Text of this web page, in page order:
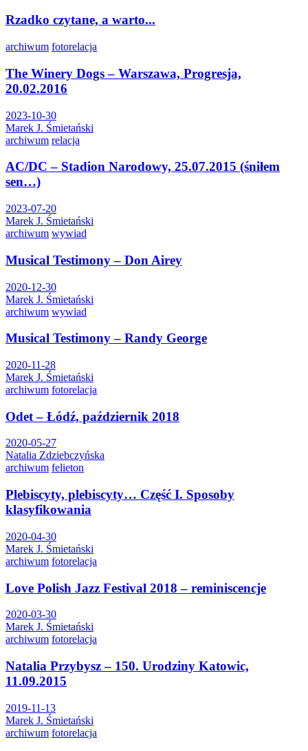
Rzadko czytane, a warto...
archiwum fotorelacja
The Winery Dogs – Warszawa, Progresja,
20.02.2016
2023-10-30
Marek J. Śmietański
archiwum relacja
AC/DC – Stadion Narodowy, 25.07.2015 (śniłem
sen…)
2023-07-20
Marek J. Śmietański
archiwum wywiad
Musical Testimony – Don Airey
2020-12-30
Marek J. Śmietański
archiwum wywiad
Musical Testimony – Randy George
2020-11-28
Marek J. Śmietański
archiwum fotorelacja
Odet – Łódź, październik 2018
2020-05-27
Natalia Zdziebczyńska
archiwum felieton
Plebiscyty, plebiscyty… Część I. Sposoby
klasyfikowania
2020-04-30
Marek J. Śmietański
archiwum fotorelacja
Love Polish Jazz Festival 2018 – reminiscencje
2020-03-30
Marek J. Śmietański
archiwum fotorelacja
Natalia Przybysz – 150. Urodziny Katowic,
11.09.2015
2019-11-13
Marek J. Śmietański
archiwum fotorelacja